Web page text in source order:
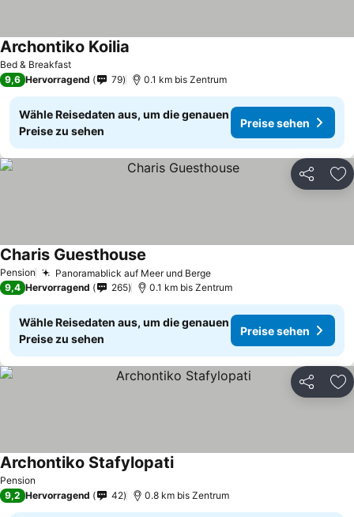
Bed & Breakfast
Archontiko Koilia
9,6 Hervorragend 79 0.1 km bis Zentrum
Wähle Reisedaten aus, um die genauen
Preise zu sehen
Preise sehen
Teilen
Pension Panoramablick auf Meer und Berge
Charis Guesthouse
9,4 Hervorragend 265 0.1 km bis Zentrum
Wähle Reisedaten aus, um die genauen
Preise zu sehen
Preise sehen
Teilen
Pension
Archontiko Stafylopati
9,2 Hervorragend 42 0.8 km bis Zentrum